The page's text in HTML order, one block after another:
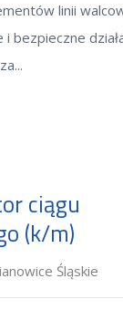
linii
bezpieczne
ciągu
(k/m)
Śląskie